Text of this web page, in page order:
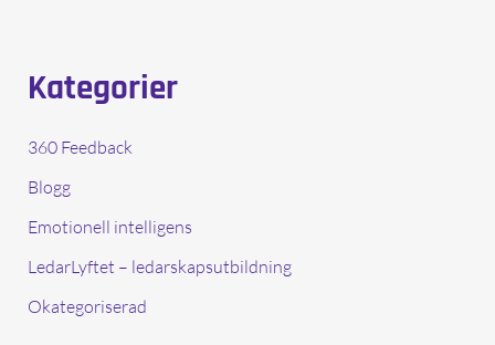
Kategorier
360 Feedback
Blogg
Emotionell intelligens
LedarLyftet – ledarskapsutbildning
Okategoriserad